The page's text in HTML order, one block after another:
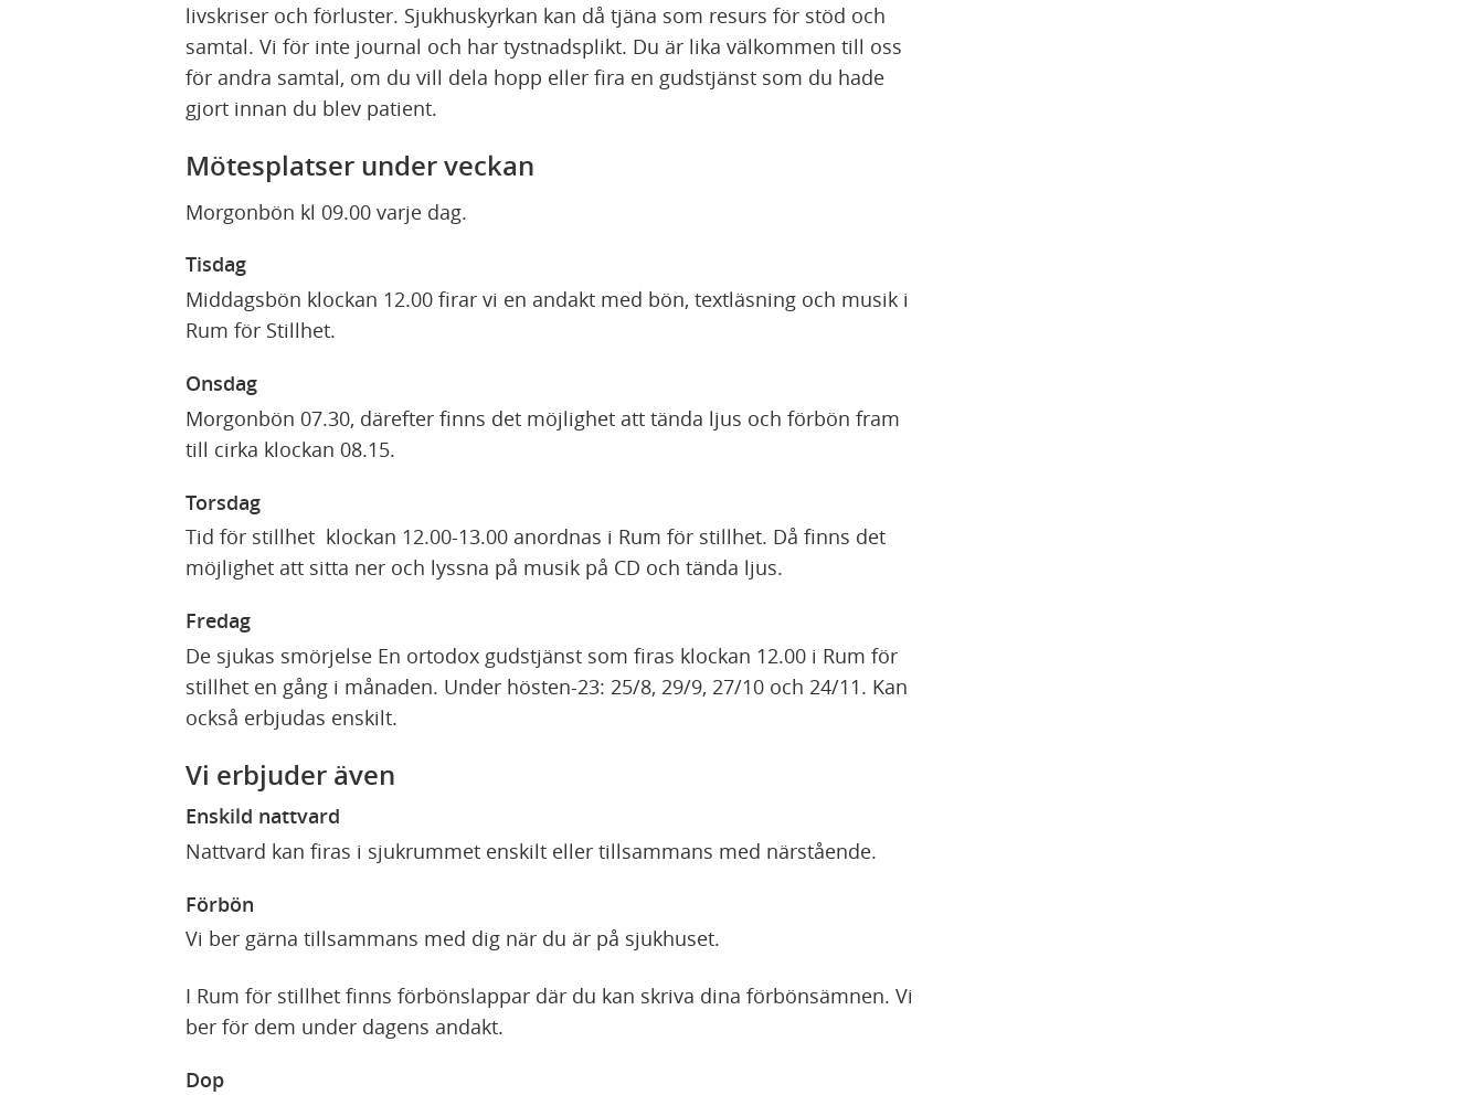
livskriser och förluster. Sjukhuskyrkan kan då tjäna som resurs för stöd och
samtal. Vi för inte journal och har tystnadsplikt. Du är lika välkommen till oss
för andra samtal, om du vill dela hopp eller fira en gudstjänst som du hade
gjort innan du blev patient.
Mötesplatser under veckan
Morgonbön kl 09.00 varje dag.
Tisdag
Middagsbön klockan 12.00 firar vi en andakt med bön, textläsning och musik i
Rum för Stillhet.
Onsdag
Morgonbön 07.30, därefter finns det möjlighet att tända ljus och förbön fram
till cirka klockan 08.15.
Torsdag
Tid för stillhet klockan 12.00-13.00 anordnas i Rum för stillhet. Då finns det
möjlighet att sitta ner och lyssna på musik på CD och tända ljus.
Fredag
De sjukas smörjelse En ortodox gudstjänst som firas klockan 12.00 i Rum för
stillhet en gång i månaden. Under hösten-23: 25/8, 29/9, 27/10 och 24/11. Kan
också erbjudas enskilt.
Vi erbjuder även
Enskild nattvard
Nattvard kan firas i sjukrummet enskilt eller tillsammans med närstående.
Förbön
Vi ber gärna tillsammans med dig när du är på sjukhuset.
I Rum för stillhet finns förbönslappar där du kan skriva dina förbönsämnen. Vi
ber för dem under dagens andakt.
Dop